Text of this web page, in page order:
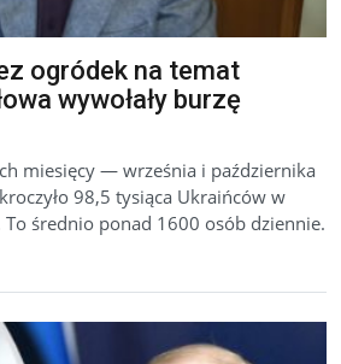
ogródek na temat
wywołały burzę
miesięcy — września i października
98,5 tysiąca Ukraińców w
średnio ponad 1600 osób dziennie.